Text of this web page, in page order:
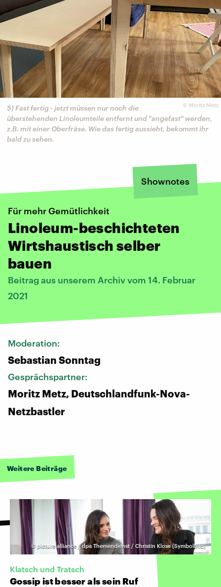
© Moritz Metz
5) Fast fertig - jetzt müssen nur noch die
überstehenden Linoleumteile entfernt und "angefast" werden,
z.B. mit einer Oberfräse. Wie das fertig aussieht, bekommt ihr
bald zu sehen.
Shownotes
Für mehr Gemütlichkeit
Linoleum-beschichteten
Wirtshaustisch selber
bauen
Beitrag aus unserem Archiv vom 14. Februar
2021
Moderation:
Sebastian Sonntag
Gesprächspartner:
Moritz Metz, Deutschlandfunk-Nova-
Netzbastler
Weitere Beiträge
© picture alliance / dpa Themendienst / Christin Klose (Symbolbild)
Klatsch und Tratsch
Gossip ist besser als sein Ruf